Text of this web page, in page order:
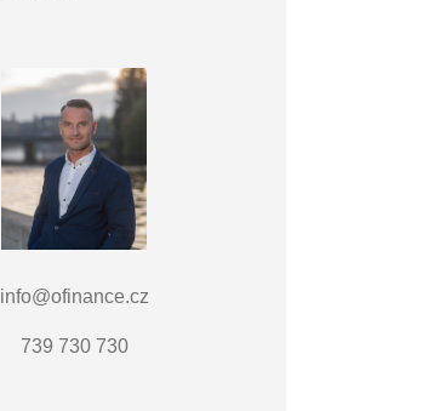
info@ofinance.cz
739 730 730